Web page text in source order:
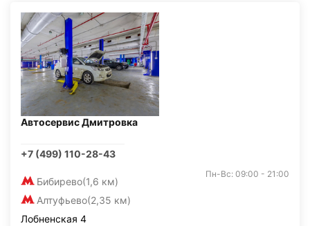
Автосервис Дмитровка
+7 (499) 110-28-43
Бибирево(1,6 км)
Алтуфьево(2,35 км)
Пн-Вс: 09:00 - 21:00
Лобненская 4